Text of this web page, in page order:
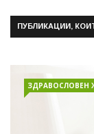
ПУБЛИКАЦИИ,
ЗДРАВОСЛОВЕН